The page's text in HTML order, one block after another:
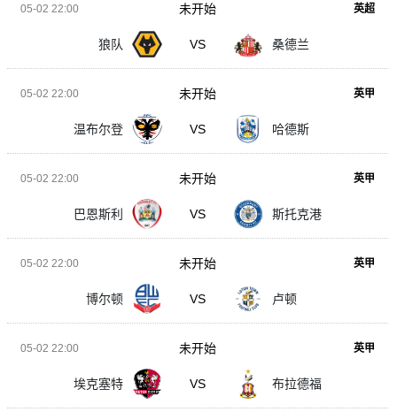
05-02 22:00 英超
狼队 VS 桑德兰
未开始
05-02 22:00 英甲
温布尔登 VS 哈德斯
未开始
05-02 22:00 英甲
巴恩斯利 VS 斯托克港
未开始
05-02 22:00 英甲
博尔顿 VS 卢顿
未开始
05-02 22:00 英甲
埃克塞特 VS 布拉德福
未开始